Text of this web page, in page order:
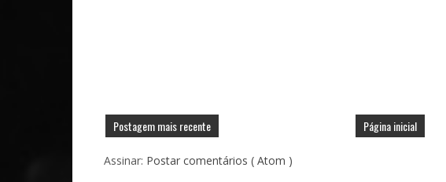
Postagem mais recente Página inicial
Assinar: Postar comentários ( Atom )